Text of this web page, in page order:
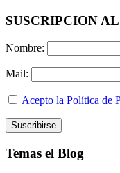
SUSCRIPCION
Nombre:
Mail:
Acepto la Política de
Temas el Blog